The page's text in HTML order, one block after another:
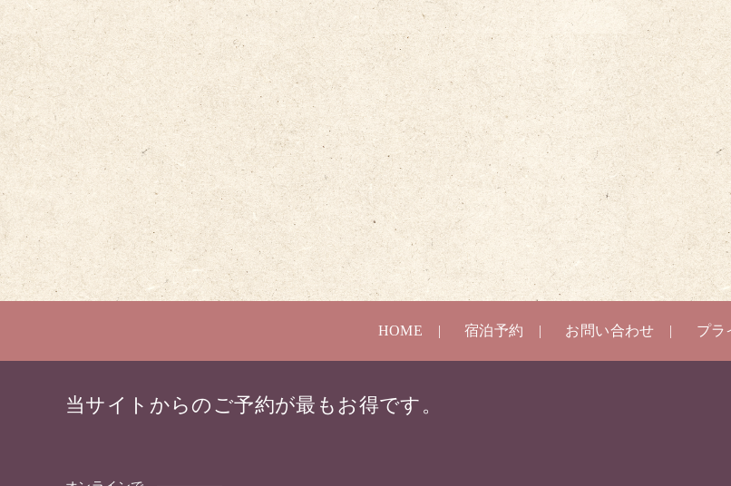
HOME 宿泊予約 お問い合わせ プラ
当サイトからのご予約が最もお得です。